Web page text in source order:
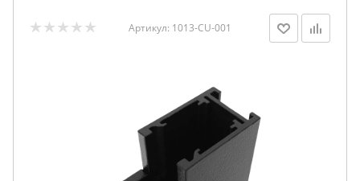
Артикул: 1013-CU-001